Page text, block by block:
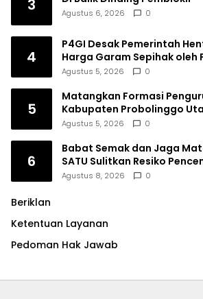
3 Agustus 6, 2026 0
4
P4GI Desak Pemerintah
Harga Garam Sepihak oleh
Agustus 5, 2026 0
5
Matangkan Formasi
Kabupaten Probolinggo
dan Kinerja
Agustus 5, 2026 0
6
Babat Semak dan Jaga
SATU Sulitkan Resiko
Ngumbul
Agustus 8, 2026 0
Beriklan
Ketentuan Layanan
Pedoman Hak Jawab